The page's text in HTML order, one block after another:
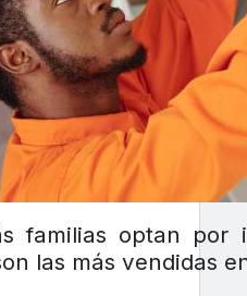
familias optan por
las más vendidas